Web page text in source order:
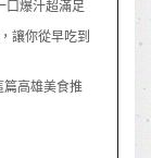
口爆汁超滿足
讓你從早吃到
高雄美食推